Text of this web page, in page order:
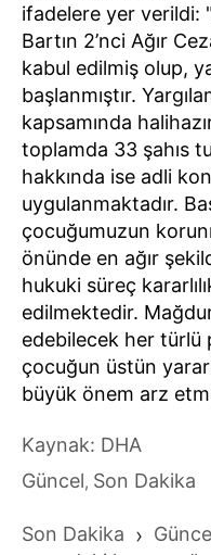
ifadelere yer verildi:
Bartın 2’nci Ağır
kabul edilmiş olup,
başlanmıştır.
kapsamında
toplamda 33 şahıs
hakkında ise adli
uygulanmaktadır.
çocuğumuzun
önünde en ağır
hukuki süreç
edilmektedir.
edebilecek her türlü
çocuğun üstün
büyük önem arz
Kaynak: DHA
Güncel, Son Dakika
Son Dakika ›